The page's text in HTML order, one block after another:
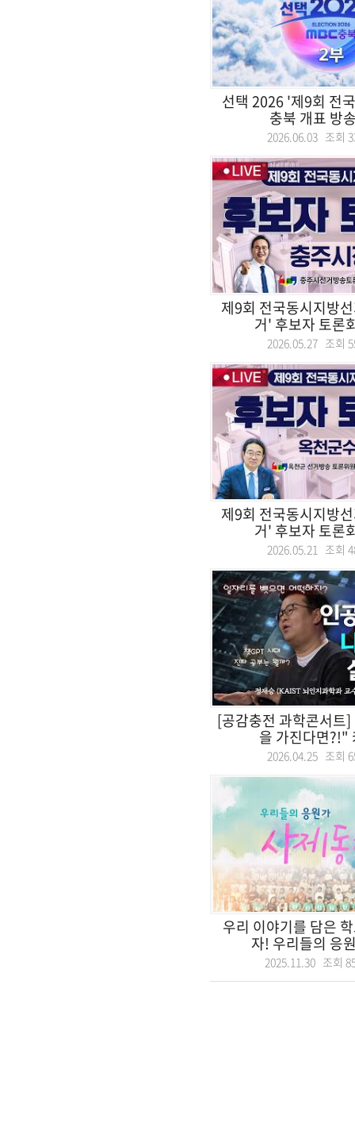
선택 2026 '제9회 전
충북 개표 방
2026.06.03 조회
제9회 전국동시지방
거' 후보자 토론
2026.05.27 조회
제9회 전국동시지방
거' 후보자 토론
2026.05.21 조회
[공감충전 과학콘서트
을 가진다면?!"
2026.04.25 조회
우리 이야기를 담은
자! 우리들의 응
2025.11.30 조회